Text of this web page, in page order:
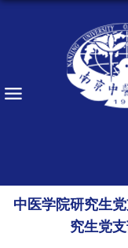
中医学院研究生
究生党